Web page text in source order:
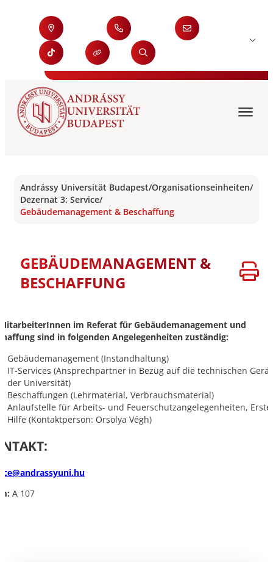
Andrássy Universität Budapest/Organisationseinheiten/
Dezernat 3: Service/
Gebäudemanagement & Beschaffung
GEBÄUDEMANAGEMENT &
BESCHAFFUNG
im Referat für Gebäudemanagement und
sind in folgenden Angelegenheiten zuständig:
Gebäudemanagement (Instandhaltung)
IT-Services (Ansprechpartner in Bezug auf die technischen
der Universität)
Beschaffungen (Lehrmaterial, Verbrauchsmaterial)
Anlaufstelle für Arbeits- und Feuerschutzangelegenheiten, Erste
Hilfe (Kontaktperson: Orsolya Végh)
A 107